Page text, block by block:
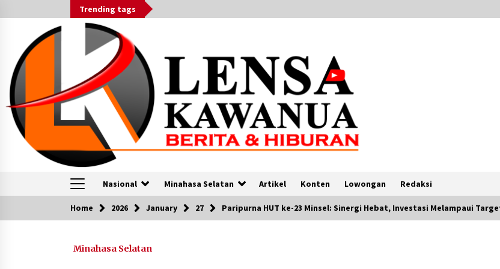
to
Trending tags
Nasional Minahasa Selatan Artikel Konten Lowongan Redaksi
VOA
Berita VOA Indonesia : Bisnis Ritel
Home 2026 January 27 Paripurna HUT ke-23 Minsel: Sinergi Hebat, Investasi Melampaui
Minahasa Selatan